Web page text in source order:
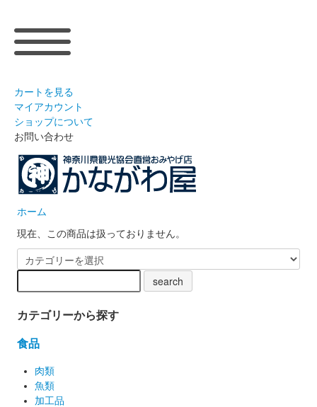
カートを見る
マイアカウント
ショップについて
お問い合わせ
ホーム
現在、この商品は扱っておりません。
カテゴリーから探す
食品
肉類
魚類
加工品